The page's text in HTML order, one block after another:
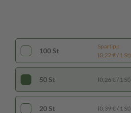
100 St
Spartipp
(0,22 € / 1 St)
50 St (0,26 € / 1 St)
20 St (0,39 € / 1 St)